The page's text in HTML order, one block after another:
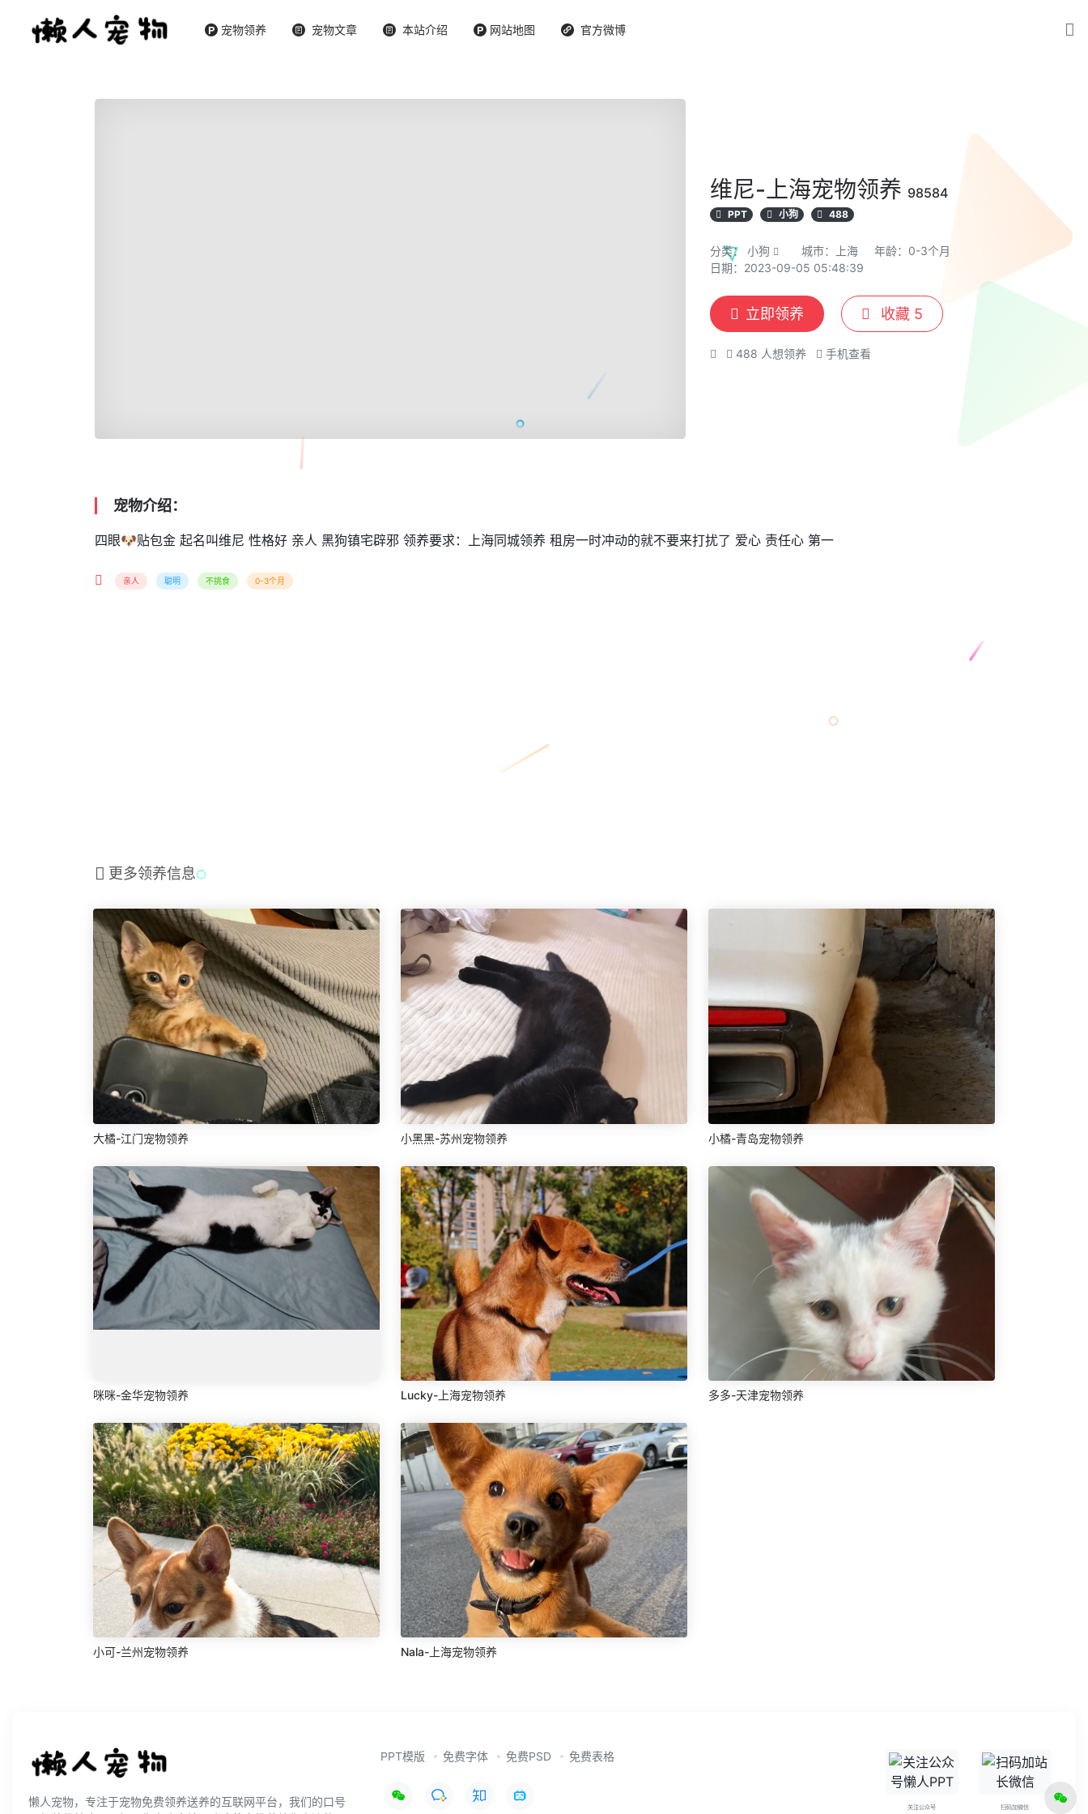
宠物领养 宠物文章 本站介绍 网站地图 官方微博
维尼-上海宠物领养 98584
PPT 小狗 488
分类： 小狗 城市：上海
年龄：0-3个月
日期：2023-09-05 05:48:39
立即领养 收藏 5
488 人想领养 手机查看
宠物介绍：
四眼🐶贴包金 起名叫维尼 性格好 亲人 黑狗镇宅辟邪 领养要求：上海同城领养 租房一时冲动的就不要来打扰了 爱心 责任心 第一
亲人 聪明 不挑食 0-3个月
更多领养信息
大橘-江门宠物领养 小黑黑-苏州宠物领养 小橘-青岛宠物领养
咪咪-金华宠物领养 Lucky-上海宠物领养 多多-天津宠物领养
小可-兰州宠物领养 Nala-上海宠物领养
懒人宠物，专注于宠物免费领养送养的互联网平台，我们的口号
PPT模版 免费字体 免费PSD 免费表格
关注公众号 扫码加微信